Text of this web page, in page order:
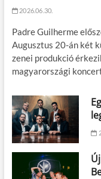
2026.06.30.
Padre Guilherme
Augusztus 20-án két
zenei produkció
magyarországi